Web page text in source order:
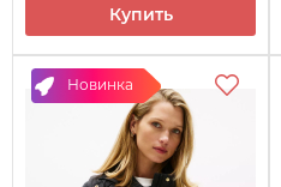
Купить
Новинка